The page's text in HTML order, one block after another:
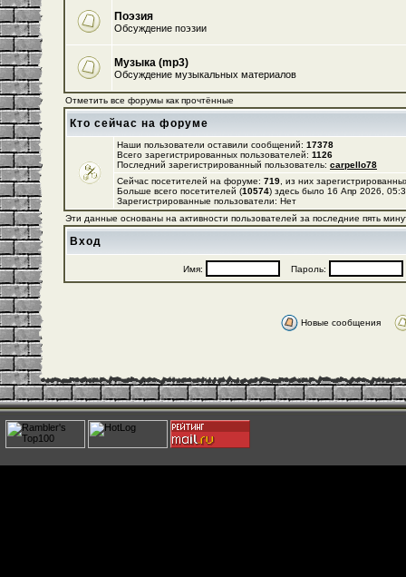
Поэзия
Обсуждение поэзии
Музыка (mp3)
Обсуждение музыкальных материалов
Отметить все форумы как прочтённые
Кто сейчас на форуме
Наши пользователи оставили сообщений: 17378
Всего зарегистрированных пользователей: 1126
Последний зарегистрированный пользователь: carpello78
Сейчас посетителей на форуме: 719 , из них
Больше всего посетителей (10574) здесь было 16 Апр 2026,
Зарегистрированные пользователи: Нет
Эти данные основаны на активности пользователей за последние пять
Вход
Имя: Пароль:
Новые сообщения